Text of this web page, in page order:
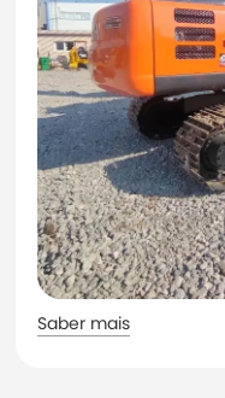
Saber mais